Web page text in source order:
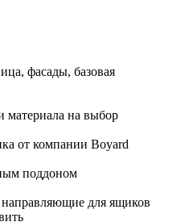
фасады, базовая
материала на выбор
от компании Boyard
поддоном
для ящиков